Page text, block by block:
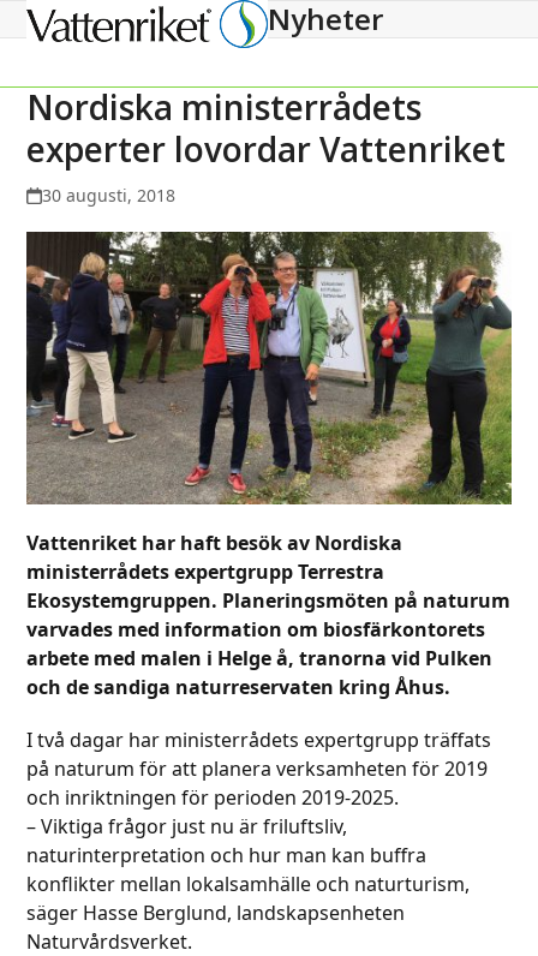
Open
menu
Close
menu
Nyheter
Nordiska ministerrådets
experter lovordar Vattenriket
30 augusti, 2018
Vattenriket har haft besök av Nordiska
ministerrådets expertgrupp Terrestra
Ekosystemgruppen. Planeringsmöten på naturum
varvades med information om biosfärkontorets
arbete med malen i Helge å, tranorna vid Pulken
och de sandiga naturreservaten kring Åhus.
I två dagar har ministerrådets expertgrupp träffats
på naturum för att planera verksamheten för 2019
och inriktningen för perioden 2019-2025.
– Viktiga frågor just nu är friluftsliv,
naturinterpretation och hur man kan buffra
konflikter mellan lokalsamhälle och naturturism,
säger Hasse Berglund, landskapsenheten
Naturvårdsverket.